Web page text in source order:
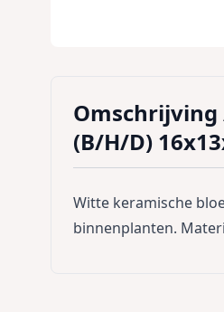
Omschrijving
(B/H/D)
Witte keramische
binnenplanten.